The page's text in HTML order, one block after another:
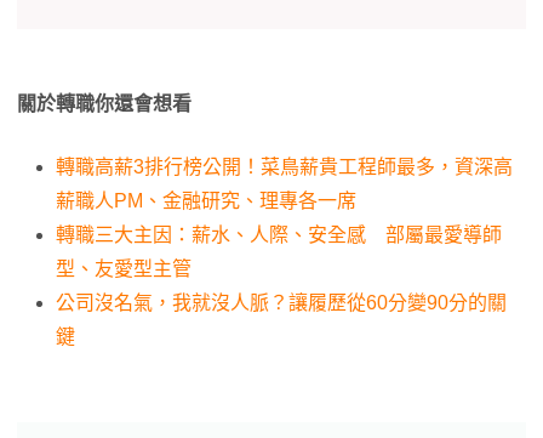
關於轉職你還會想看
轉職高薪3排行榜公開！菜鳥薪貴工程師最多，資深高
薪職人PM、金融研究、理專各一席
轉職三大主因：薪水、人際、安全感 部屬最愛導師
型、友愛型主管
公司沒名氣，我就沒人脈？讓履歷從60分變90分的關
鍵